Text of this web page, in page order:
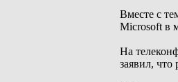
Вместе с
Microsoft в
На
заявил, что